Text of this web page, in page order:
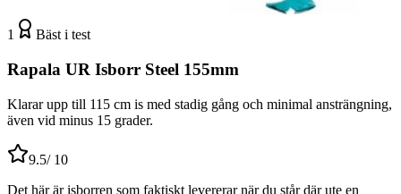
1 Bäst i test
Rapala UR Isborr Steel 155mm
Klarar upp till 115 cm is med stadig gång och minimal ansträngning,
även vid minus 15 grader.
9.5/ 10
Det här är isborren som faktiskt levererar när du står där ute en